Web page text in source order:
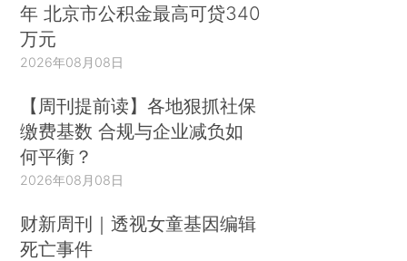
年 北京市公积金最高可贷340
万元
2026年08月08日
【周刊提前读】各地狠抓社保
缴费基数 合规与企业减负如
何平衡？
2026年08月08日
财新周刊｜透视女童基因编辑
死亡事件